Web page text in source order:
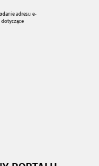
adresu e-
dotyczące